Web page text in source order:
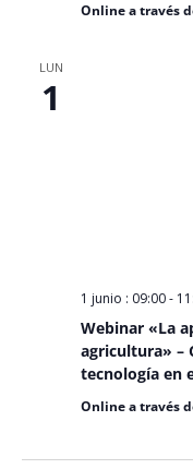
Online a través
LUN
1
Webinar «La
agricultura» –
tecnología en
1 junio : 09:00-
Online a través